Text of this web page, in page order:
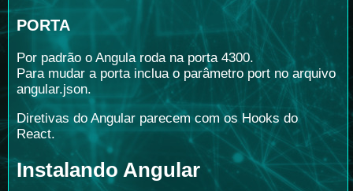
PORTA
Por padrão o Angula roda na porta 4300.
Para mudar a porta inclua o parâmetro port no arquivo
angular.json.
Diretivas do Angular parecem com os Hooks do
React.
Instalando Angular